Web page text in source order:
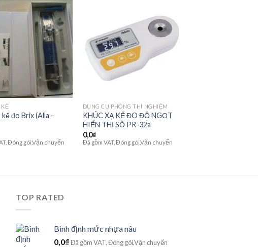
Add to
wishlist
KẾ
kế đo Brix (Alla –
Đóng gói,Vận chuyển
wishlist
DỤNG CỤ PHÒNG THÍ NGHIỆM
KHÚC XẠ KẾ ĐO ĐỘ NGỌT
HIỂN THỊ SỐ PR-32a
0,0₫
Đã gồm VAT, Đóng gói,Vận chuyển
TOP RATED
Bình định mức nhựa nâu
0,0₫Đã gồm VAT, Đóng gói,Vận chuyển